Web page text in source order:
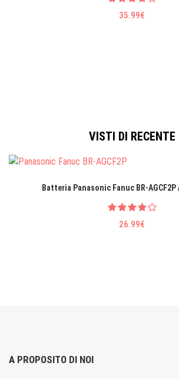
35.99€
VISTI DI RECENTE
Batteria Panasonic Fanuc BR-AGCF2P
26.99€
A PROPOSITO DI NOI